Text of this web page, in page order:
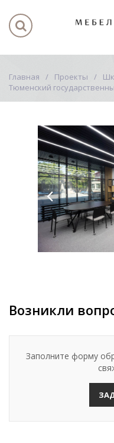
Главная Проекты
Тюменский
Возникли
Заполните форму